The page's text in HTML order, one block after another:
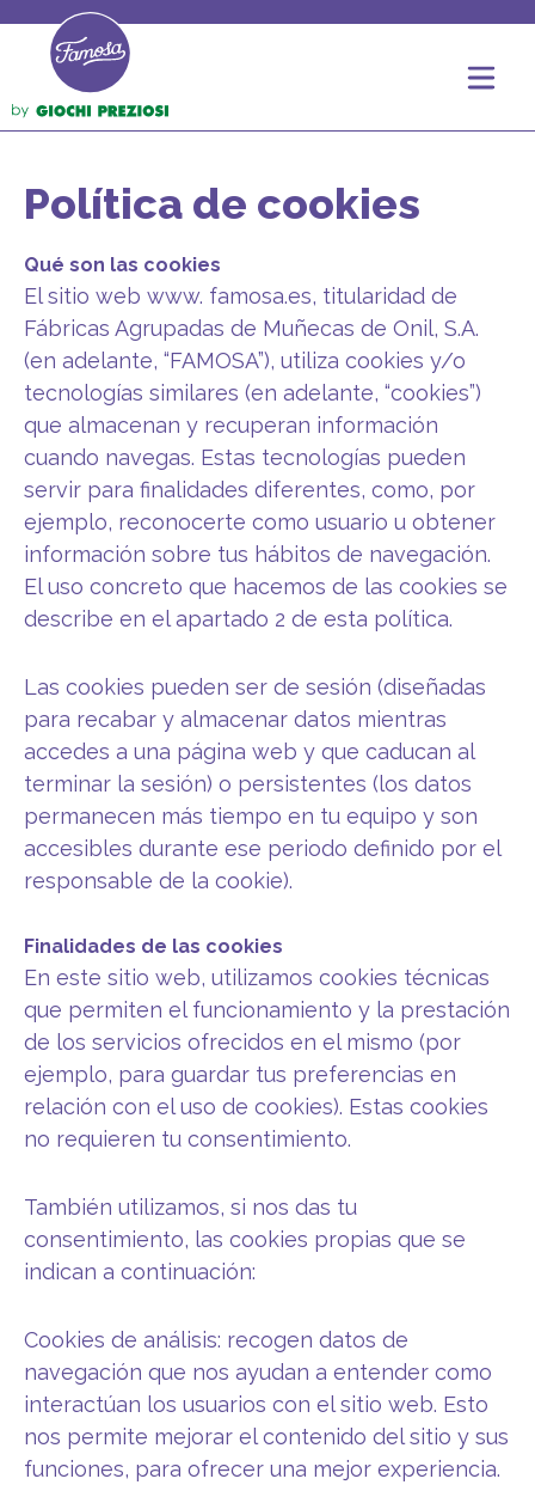
Política de cookies
Qué son las cookies
El sitio web www. famosa.es, titularidad de
Fábricas Agrupadas de Muñecas de Onil, S.A.
(en adelante, “FAMOSA”), utiliza cookies y/o
tecnologías similares (en adelante, “cookies”)
que almacenan y recuperan información
cuando navegas. Estas tecnologías pueden
servir para finalidades diferentes, como, por
ejemplo, reconocerte como usuario u obtener
información sobre tus hábitos de navegación.
El uso concreto que hacemos de las cookies se
describe en el apartado 2 de esta política.
Las cookies pueden ser de sesión (diseñadas
para recabar y almacenar datos mientras
accedes a una página web y que caducan al
terminar la sesión) o persistentes (los datos
permanecen más tiempo en tu equipo y son
accesibles durante ese periodo definido por el
responsable de la cookie).
Finalidades de las cookies
En este sitio web, utilizamos cookies técnicas
que permiten el funcionamiento y la prestación
de los servicios ofrecidos en el mismo (por
ejemplo, para guardar tus preferencias en
relación con el uso de cookies). Estas cookies
no requieren tu consentimiento.
También utilizamos, si nos das tu
consentimiento, las cookies propias que se
indican a continuación:
Cookies de análisis: recogen datos de
navegación que nos ayudan a entender como
interactúan los usuarios con el sitio web. Esto
nos permite mejorar el contenido del sitio y sus
funciones, para ofrecer una mejor experiencia.